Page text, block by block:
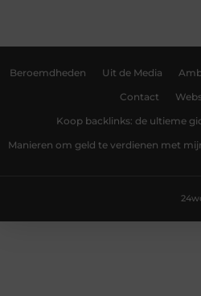
Beroemdheden Uit de Media
Contact
Koop backlinks: de ultieme
Manieren om geld te verdienen met